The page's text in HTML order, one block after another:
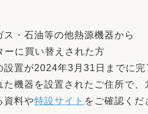
・石油等の他熱源機器から
に買い替えされた方
置が2024年3月31日までに完
機器を設置されたご住所で、
資料や特設サイト をご確認くだ